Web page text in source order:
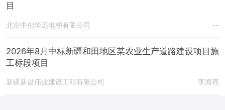
目
北京中创华远电梯有限公司 --
2026年8月中标新疆和田地区某农业生产道路建设项目施
工标段项目
新疆新昌伟业建设工程有限公司 李海燕